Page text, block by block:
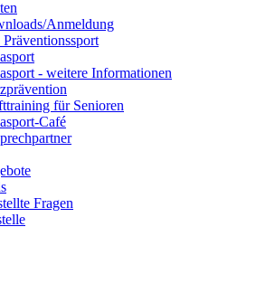
Anmeldung
- weitere Informationen
für Senioren
Café
Fragen